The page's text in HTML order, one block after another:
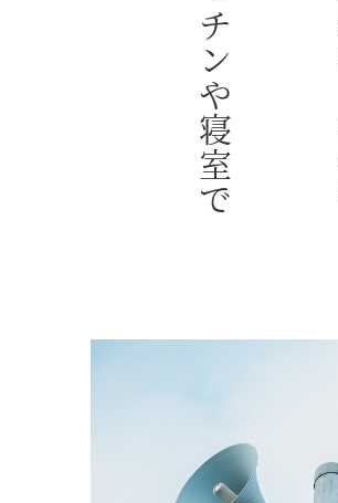
キッチンや寝室で